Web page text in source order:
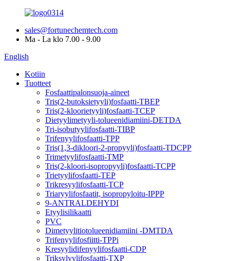
sales@fortunechemtech.com
Ma - La klo 7.00 - 9.00
English
Kotiin
Tuotteet
Fosfaattipalonsuoja-aineet
Tris(2-butoksietyyli)fosfaatti-TBEP
Tris(2-kloorietyyli)fosfaatti-TCEP
Dietyylimetyyli-tolueenidiamiini-DETDA
Tri-isobutyylifosfaatti-TIBP
Trifenyylifosfaatti-TPP
Tris(1,3-dikloori-2-propyyli)fosfaatti-TDCPP
Trimetyylifosfaatti-TMP
Tris(2-kloori-isopropyyli)fosfaatti-TCPP
Trietyylifosfaatti-TEP
Trikresyylifosfaatti-TCP
Triaryylifosfaatit, isopropyloitu-IPPP
9-ANTRALDEHYDI
Etyylisilikaatti
PVC
Dimetyylitiotolueenidiamiini -DMTDA
Trifenyylifosfiitti-TPPi
Kresyylidifenyylifosfaatti-CDP
Triksylyylifosfaatti-TXP